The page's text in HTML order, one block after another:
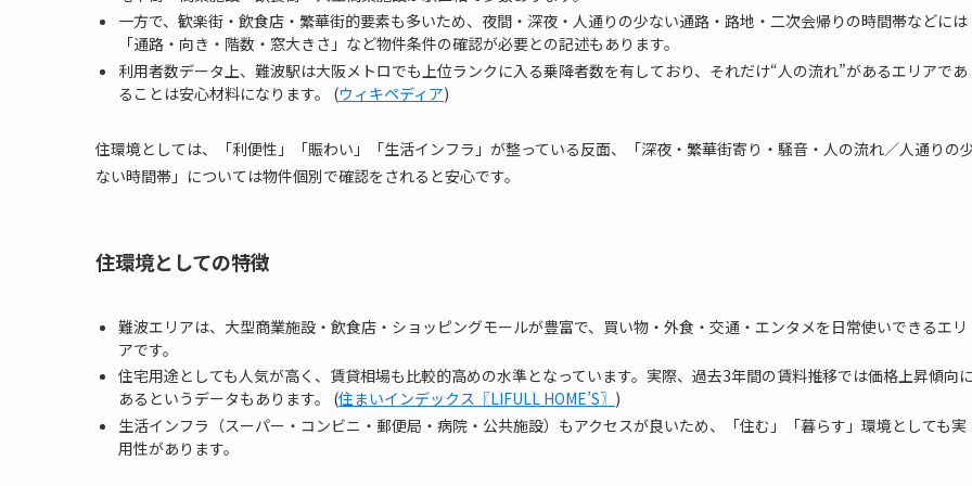
一方で、歓楽街・飲食店・繁華街的要素も多いため、夜間・深夜・人通りの少ない通路・路地・二次会帰りの時間帯などには
「通路・向き・階数・窓大きさ」など物件条件の確認が必要との記述もあります。
利用者数データ上、難波駅は大阪メトロでも上位ランクに入る乗降者数を有しており、それだけ“人の流れ”があるエリアであ
ることは安心材料になります。 (ウィキペディア)
住環境としては、「利便性」「賑わい」「生活インフラ」が整っている反面、「深夜・繁華街寄り・騒音・人の流れ／人通りの
ない時間帯」については物件個別で確認をされると安心です。
住環境としての特徴
難波エリアは、大型商業施設・飲食店・ショッピングモールが豊富で、買い物・外食・交通・エンタメを日常使いできるエリ
アです。
住宅用途としても人気が高く、賃貸相場も比較的高めの水準となっています。実際、過去3年間の賃料推移では価格上昇傾向
あるというデータもあります。 (住まいインデックス〖LIFULL HOME’S〗 )
生活インフラ（スーパー・コンビニ・郵便局・病院・公共施設）もアクセスが良いため、「住む」「暮らす」環境としても実
用性があります。